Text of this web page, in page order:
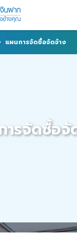
แผนการจัดซื้อจัดจ้าง
ารจัดซื้อจั